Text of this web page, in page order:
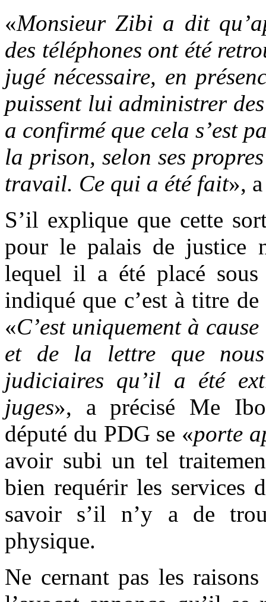
«Monsieur Zibi a dit
des téléphones ont été
jugé nécessaire, en
puissent lui administrer
a confirmé que cela s’est
la prison, selon ses
travail. Ce qui a été fait»,
S’il explique que cette
pour le palais de justice
lequel il a été placé
indiqué que c’est à titre
«C’est uniquement à
et de la lettre que nous
judiciaires qu’il a été
juges», a précisé Me
député du PDG se «porte
avoir subi un tel
bien requérir les services
savoir s’il n’y a de
physique.
Ne cernant pas les